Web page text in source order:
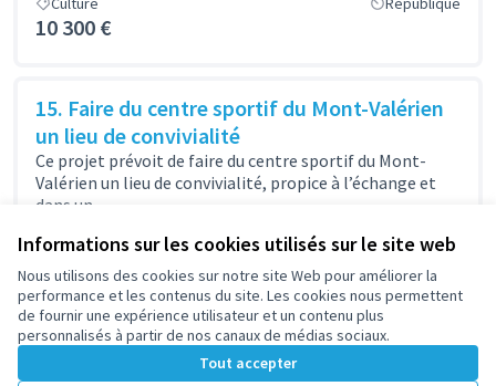
Informations sur les cookies utilisés sur le site web
Nous utilisons des cookies sur notre site Web pour améliorer la
performance et les contenus du site. Les cookies nous permettent
de fournir une expérience utilisateur et un contenu plus
personnalisés à partir de nos canaux de médias sociaux.
Tout accepter
10 300 €
15. Faire du centre sportif du Mont-Valérien
un lieu de convivialité
Ce projet prévoit de faire du centre sportif du Mont-
Valérien un lieu de convivialité, propice à l’échange et
dans un...
7 000 €
… 4 5 6